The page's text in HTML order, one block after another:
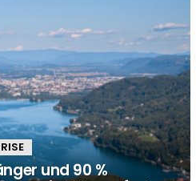
und 90 %